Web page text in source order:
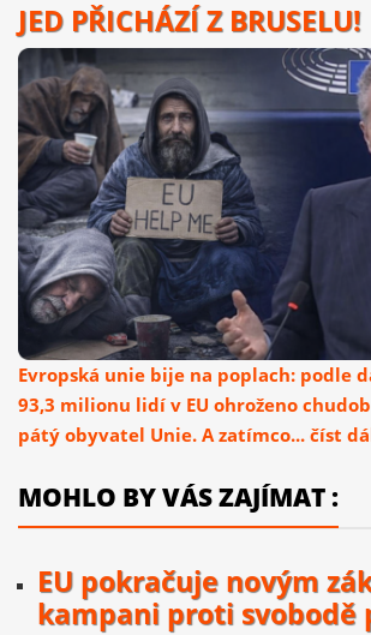
JED PŘICHÁZÍ Z BRUSELU!
Evropská unie bije na poplach: podle
93,3 milionu lidí v EU ohroženo
pátý obyvatel Unie. A zatímco... číst
MOHLO BY VÁS ZAJÍMAT :
EU pokračuje novým
kampani proti svobodě